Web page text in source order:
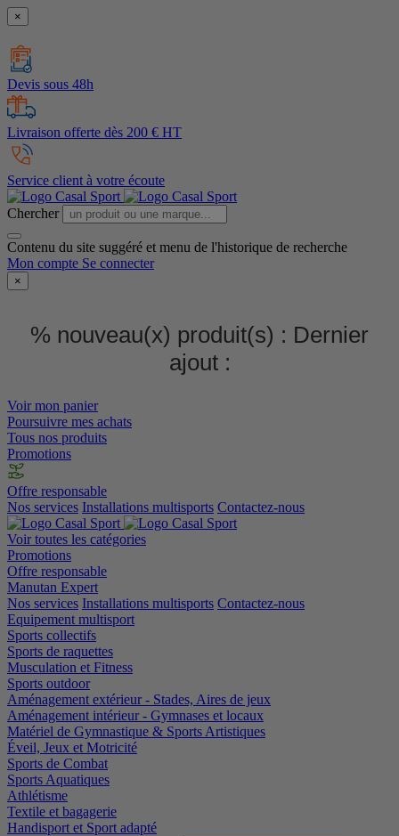
×
Devis sous 48h
Livraison offerte dès 200 € HT
Service client à votre écoute
Chercher
Contenu du site suggéré et menu de l'historique de recherche
Mon compte Se connecter
×
% nouveau(x) produit(s) : Dernier
ajout :
Voir mon panier
Poursuivre mes achats
Tous nos produits
Promotions
Offre responsable
Nos services Installations multisports Contactez-nous
Voir toutes les catégories
Promotions
Offre responsable
Manutan Expert
Nos services Installations multisports Contactez-nous
Equipement multisport
Sports collectifs
Sports de raquettes
Musculation et Fitness
Sports outdoor
Aménagement extérieur - Stades, Aires de jeux
Aménagement intérieur - Gymnases et locaux
Matériel de Gymnastique & Sports Artistiques
Éveil, Jeux et Motricité
Sports de Combat
Sports Aquatiques
Athlétisme
Textile et bagagerie
Handisport et Sport adapté